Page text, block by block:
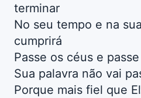
terminar
No seu tempo e na
cumprirá
Passe os céus e
Sua palavra não vai
Porque mais fiel que